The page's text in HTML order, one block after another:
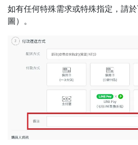
如有任何特殊需求或特殊指定，請
圖）。